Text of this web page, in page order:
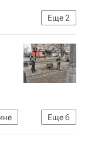
Еще2
Еще6